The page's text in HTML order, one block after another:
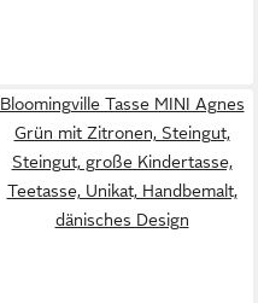
Bloomingville Tasse MINI Agnes
Grün mit Zitronen, Steingut,
Steingut, große Kindertasse,
Teetasse, Unikat, Handbemalt,
dänisches Design